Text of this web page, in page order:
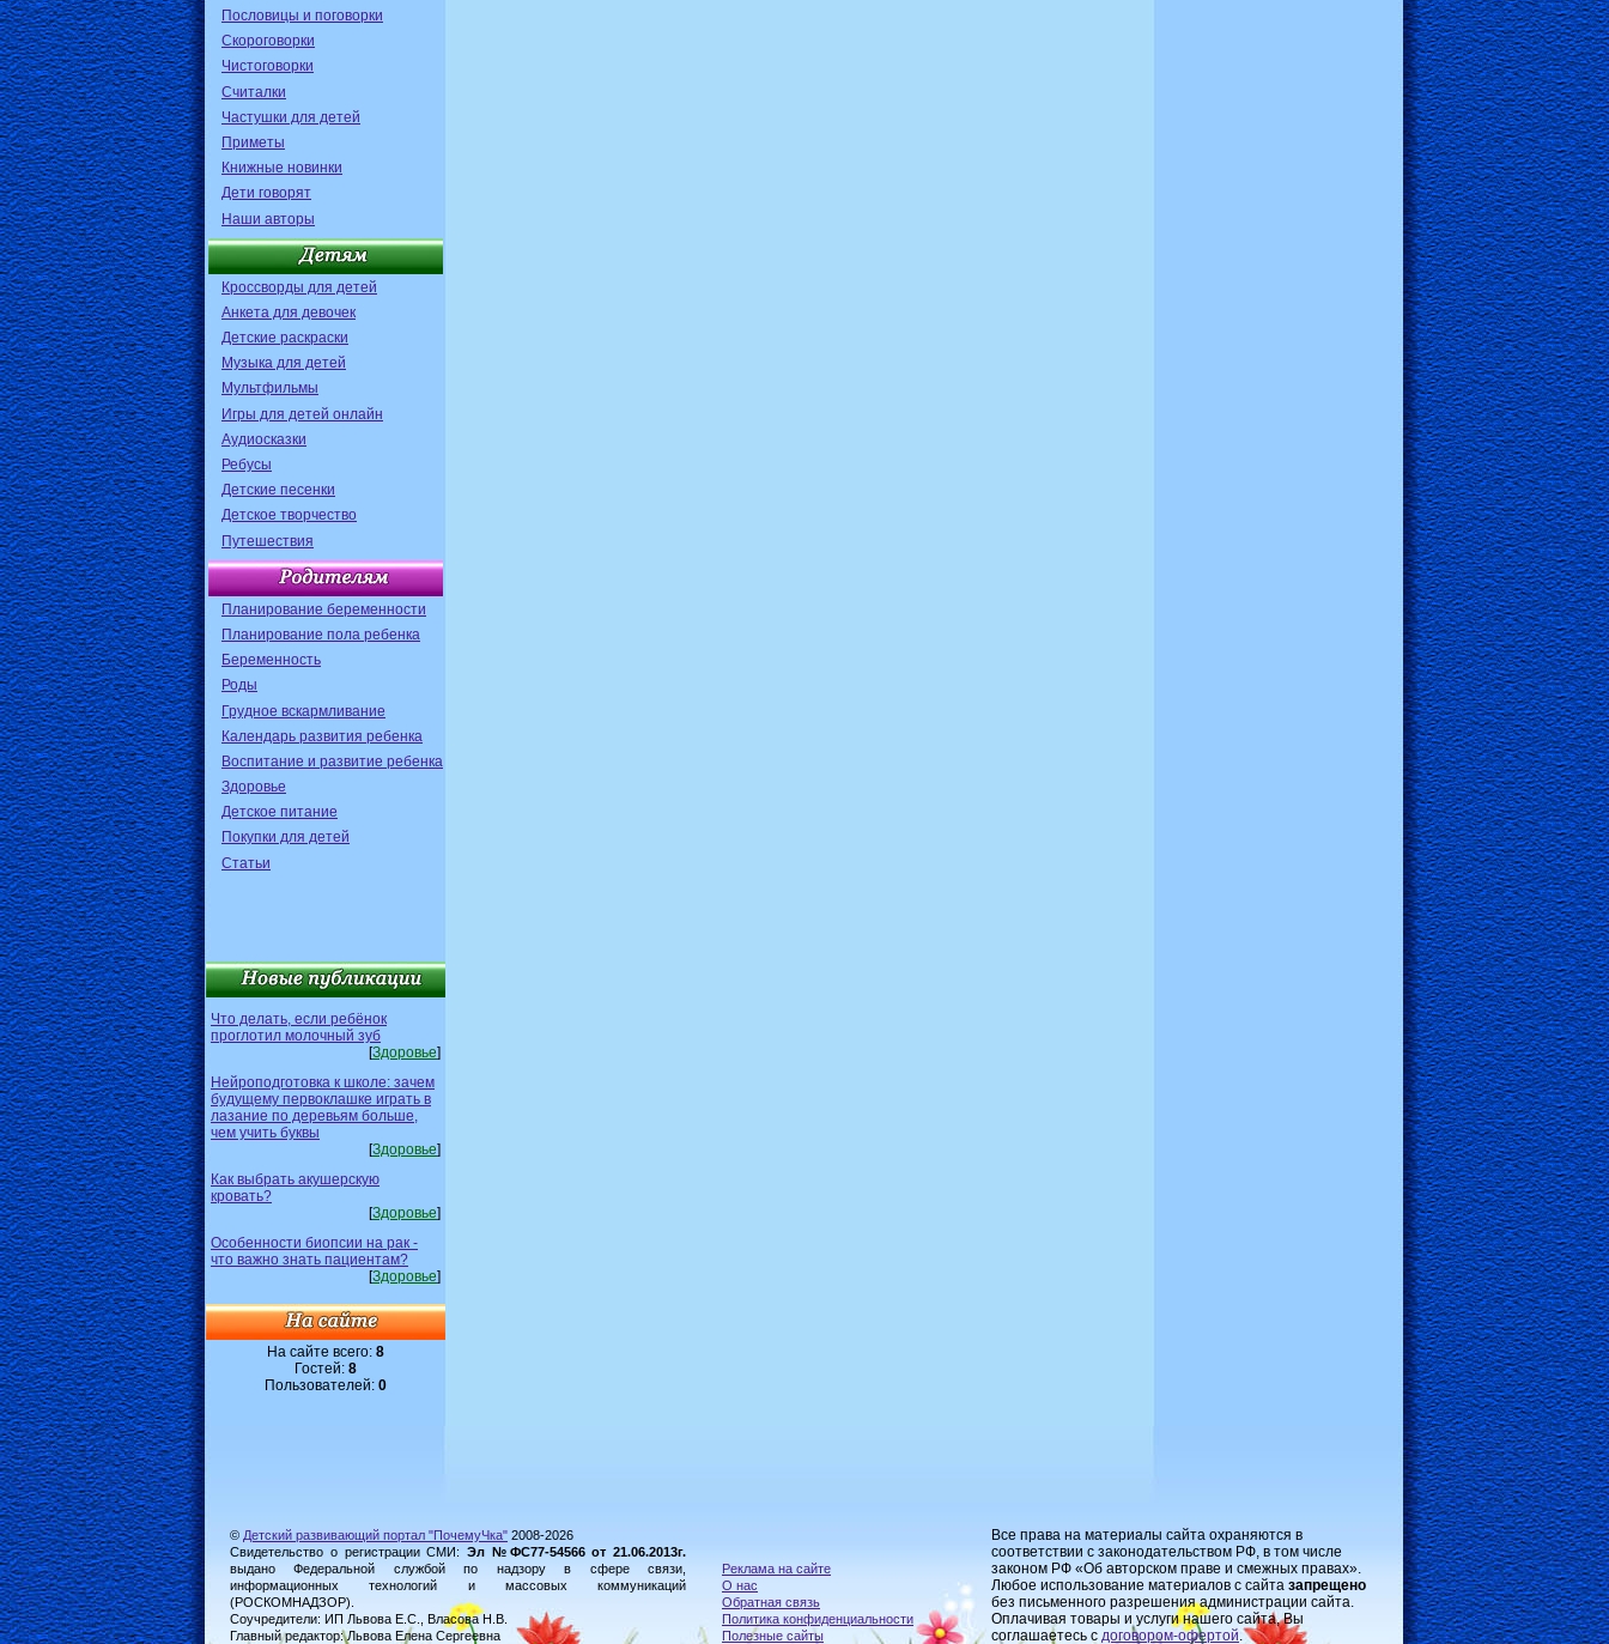
Пословицы и поговорки
Скороговорки
Чистоговорки
Считалки
Частушки для детей
Приметы
Книжные новинки
Дети говорят
Наши авторы
Кроссворды для детей
Анкета для девочек
Детские раскраски
Музыка для детей
Мультфильмы
Игры для детей онлайн
Аудиосказки
Ребусы
Детские песенки
Детское творчество
Путешествия
Планирование беременности
Планирование пола ребенка
Беременность
Роды
Грудное вскармливание
Календарь развития ребенка
Воспитание и развитие ребенка
Здоровье
Детское питание
Покупки для детей
Статьи
Что делать, если ребёнок
проглотил молочный зуб
[Здоровье]
Нейроподготовка к школе: зачем
будущему первоклашке играть в
лазание по деревьям больше,
чем учить буквы
[Здоровье]
Как выбрать акушерскую
кровать?
[Здоровье]
Особенности биопсии на рак -
что важно знать пациентам?
[Здоровье]
На сайте всего: 8
Гостей: 8
Пользователей: 0
© Детский развивающий портал "ПочемуЧка" 2008-2026
Свидетельство о регистрации СМИ: Эл №ФС77-54566 от 21.06.2013г.
выдано Федеральной службой по надзору в сфере связи,
информационных технологий и массовых коммуникаций
(РОСКОМНАДЗОР).
Соучредители: ИП Львова Е.С., Власова Н.В.
Главный редактор: Львова Елена Сергеевна
Реклама на сайте
О нас
Обратная связь
Политика конфиденциальности
Полезные сайты
Все права на материалы сайта охраняются в
соответствии с законодательством РФ, в том числе
законом РФ «Об авторском праве и смежных правах».
Любое использование материалов с сайта запрещено
без письменного разрешения администрации сайта.
Оплачивая товары и услуги нашего сайта, Вы
соглашаетесь с договором-oфертой.